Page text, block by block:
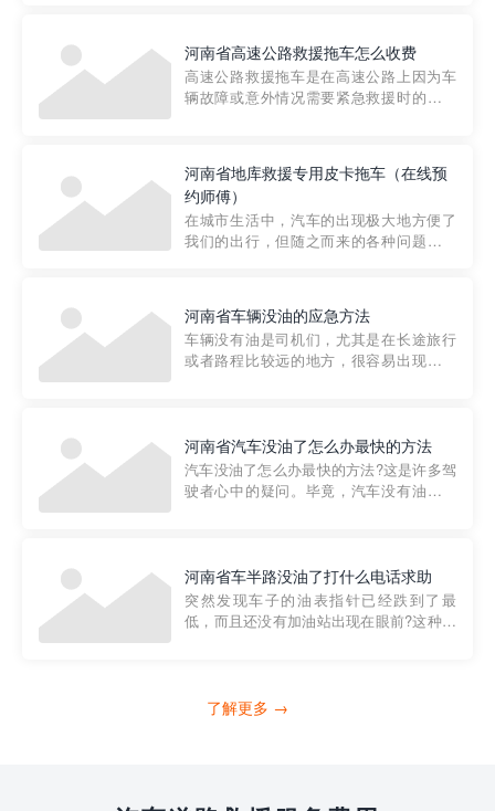
细解析一下市区事故救援拖车的收费标
准，以及在选用拖车服务时应注...
河南省高速公路救援拖车怎么收费
高速公路救援拖车是在高速公路上因为车
辆故障或意外情况需要紧急救援时的必备
路救援拖车的收费标准是由当地交通管理
部门制定的。起步价通...
河南省地库救援专用皮卡拖车（在线预
约师傅）
在城市生活中，汽车的出现极大地方便了
我们的出行，但随之而来的各种问题也让
紧急情况下，我们需要一种高效可靠的救
援方式。而这时，地库救援专...
河南省车辆没油的应急方法
车辆没有油是司机们，尤其是在长途旅行
或者路程比较远的地方，很容易出现这种
的送油师傅，解决没油的紧急情况。 首
先，让我们来了解一下穿...
河南省汽车没油了怎么办最快的方法
汽车没油了怎么办最快的方法?这是许多驾
驶者心中的疑问。毕竟，汽车没有油就无
越者小程序是一款专门解决汽车没油问题
的在线服务平台。通过...
河南省车半路没油了打什么电话求助
突然发现车子的油表指针已经跌到了最
低，而且还没有加油站出现在眼前?这种情
打4006363122请求送油人员来帮助你。
了解更多 →